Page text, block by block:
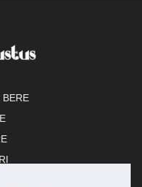
BERE